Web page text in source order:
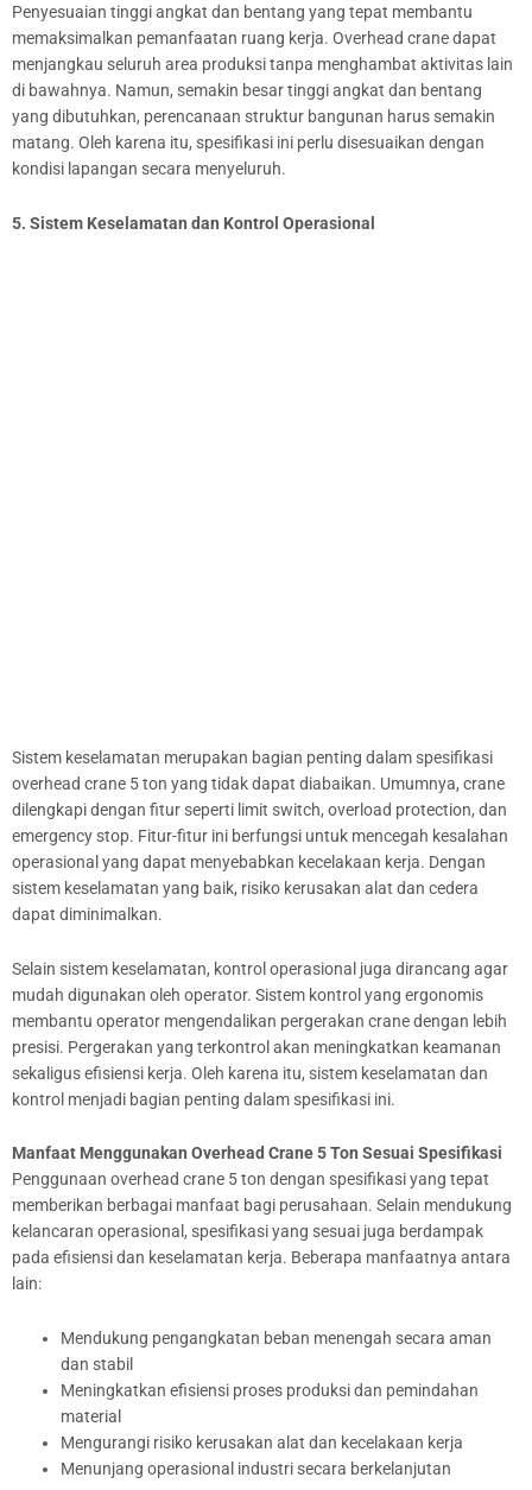
Penyesuaian tinggi angkat dan bentang yang tepat membantu
memaksimalkan pemanfaatan ruang kerja. Overhead crane dapat
menjangkau seluruh area produksi tanpa menghambat aktivitas lain
di bawahnya. Namun, semakin besar tinggi angkat dan bentang
yang dibutuhkan, perencanaan struktur bangunan harus semakin
matang. Oleh karena itu, spesifikasi ini perlu disesuaikan dengan
kondisi lapangan secara menyeluruh.
5. Sistem Keselamatan dan Kontrol Operasional
Sistem keselamatan merupakan bagian penting dalam spesifikasi
overhead crane 5 ton yang tidak dapat diabaikan. Umumnya, crane
dilengkapi dengan fitur seperti limit switch, overload protection, dan
emergency stop. Fitur-fitur ini berfungsi untuk mencegah kesalahan
operasional yang dapat menyebabkan kecelakaan kerja. Dengan
sistem keselamatan yang baik, risiko kerusakan alat dan cedera
dapat diminimalkan.
Selain sistem keselamatan, kontrol operasional juga dirancang agar
mudah digunakan oleh operator. Sistem kontrol yang ergonomis
membantu operator mengendalikan pergerakan crane dengan lebih
presisi. Pergerakan yang terkontrol akan meningkatkan keamanan
sekaligus efisiensi kerja. Oleh karena itu, sistem keselamatan dan
kontrol menjadi bagian penting dalam spesifikasi ini.
Manfaat Menggunakan Overhead Crane 5 Ton Sesuai Spesifikasi
Penggunaan overhead crane 5 ton dengan spesifikasi yang tepat
memberikan berbagai manfaat bagi perusahaan. Selain mendukung
kelancaran operasional, spesifikasi yang sesuai juga berdampak
pada efisiensi dan keselamatan kerja. Beberapa manfaatnya antara
lain:
Mendukung pengangkatan beban menengah secara aman
dan stabil
Meningkatkan efisiensi proses produksi dan pemindahan
material
Mengurangi risiko kerusakan alat dan kecelakaan kerja
Menunjang operasional industri secara berkelanjutan